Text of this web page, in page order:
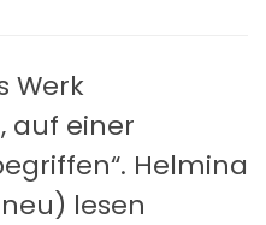
Werk
auf einer
Helmina
lesen